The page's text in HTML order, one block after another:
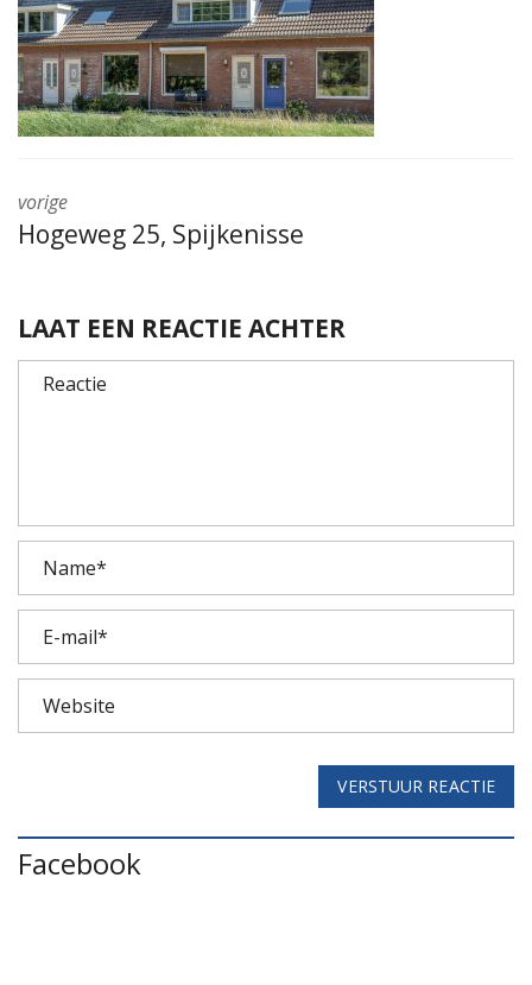
vorige
Hogeweg 25, Spijkenisse
LAAT EEN REACTIE ACHTER
VERSTUUR REACTIE
Facebook